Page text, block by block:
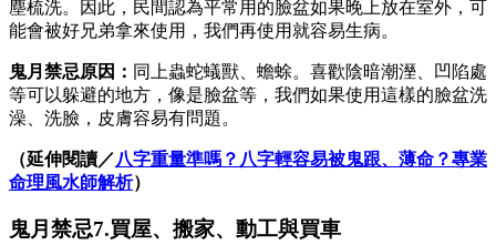
塵梳洗。因此，民間認為平常用的臉盆如果晚上放在室外，可
能會被好兄弟拿來使用，我們再使用就容易生病。
鬼月禁忌原因： 同上蟲蛇蟻獸、蟾蜍。喜歡陰暗潮溼、凹陷處
等可以躲避的地方，像是臉盆等，我們如果使用這樣的臉盆洗
澡、洗臉，皮膚容易有問題。
（延伸閱讀／八字重量準嗎？八字輕容易被鬼跟、薄命？專業
命理風水師解析）
鬼月禁忌7.買屋、搬家、動工與買車